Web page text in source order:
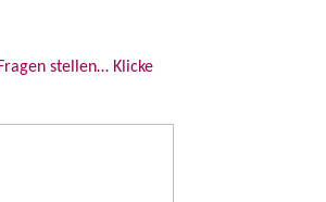
stellen… Klicke